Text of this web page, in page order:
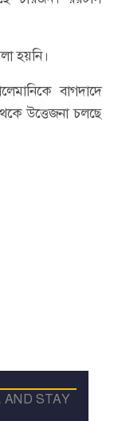
হয়নি।
বাগদাদে
উত্তেজনা চলছে
AND STAY